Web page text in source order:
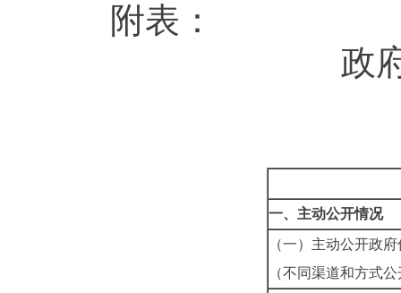
附表：
政
一、主动公开情况
（一）主动公开政
（不同渠道和方式